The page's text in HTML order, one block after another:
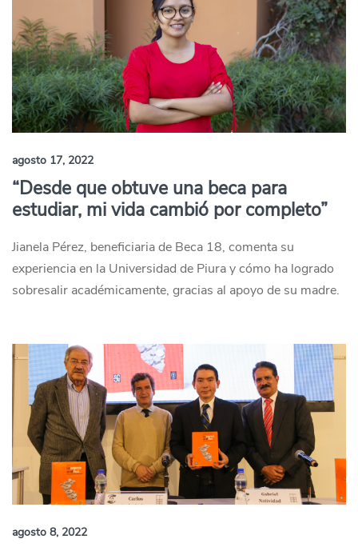
agosto 17, 2022
“Desde que obtuve una beca para
estudiar, mi vida cambió por completo”
Jianela Pérez, beneficiaria de Beca 18, comenta su
experiencia en la Universidad de Piura y cómo ha logrado
sobresalir académicamente, gracias al apoyo de su madre.
agosto 8, 2022